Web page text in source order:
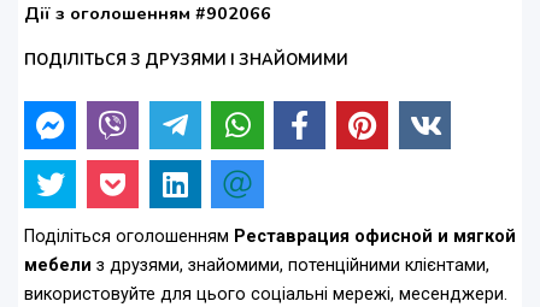
Дії з оголошенням #902066
ПОДІЛІТЬСЯ З ДРУЗЯМИ І ЗНАЙОМИМИ
Поділіться оголошенням Реставрация офисной и мягкой
мебели з друзями, знайомими, потенційними клієнтами,
використовуйте для цього соціальні мережі, месенджери.